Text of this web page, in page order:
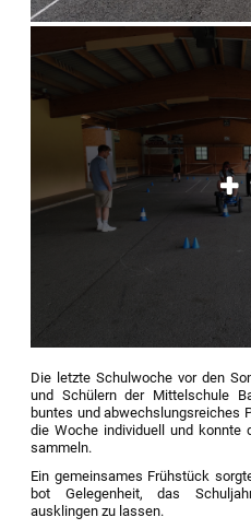
Die letzte Schulwoche vor den
und Schülern der Mittelschule
buntes und abwechslungsreiches
die Woche individuell und konnte
sammeln.
Ein gemeinsames Frühstück
bot Gelegenheit, das
ausklingen zu lassen.